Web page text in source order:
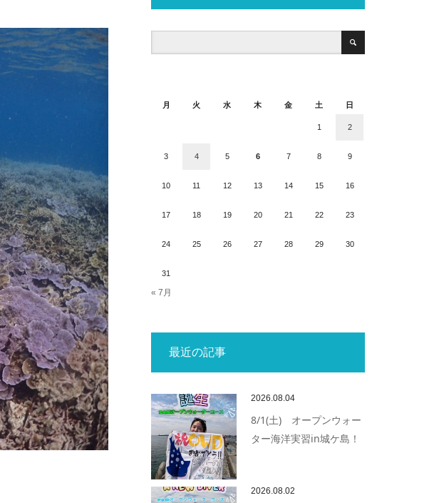
月
火 水 木 金 土 日
1 2
3 4 5 6 7 8 9
10 11 12 13 14 15 16
17 18 19 20 21 22 23
24 25 26 27 28 29 30
31
« 7月
最近の記事
2026.08.04
8/1(土) オープンウォー
ター海洋実習in城ケ島！
2026.08.02